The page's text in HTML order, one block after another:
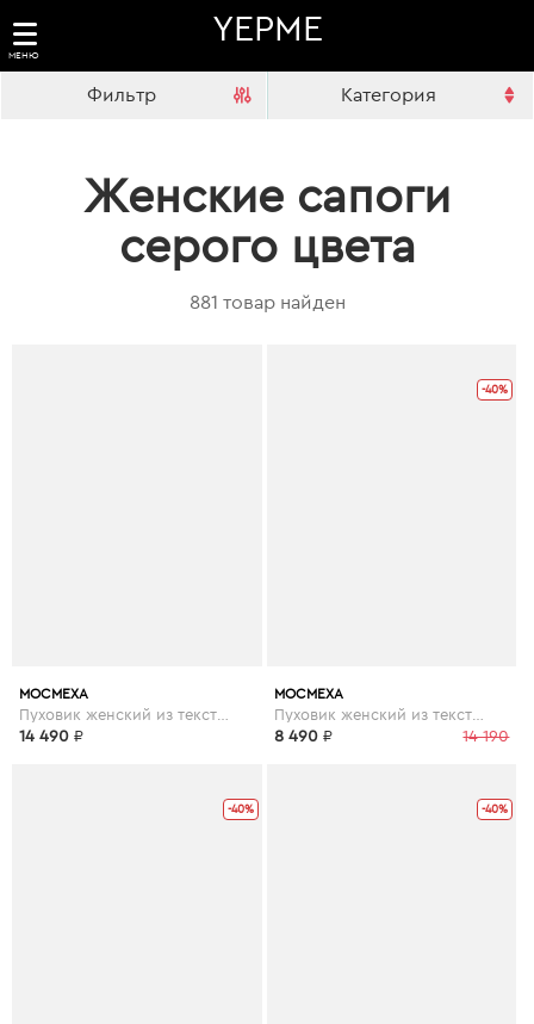
МЕНЮ
YEPME
Фильтр Категория
Женские сапоги
серого цвета
881 товар найден
МОСМЕХА
14 490 ₽
-40%
МОСМЕХА
Пуховик женский из текстиля с капюшоном
14 190
8 490 ₽
-40% -40%